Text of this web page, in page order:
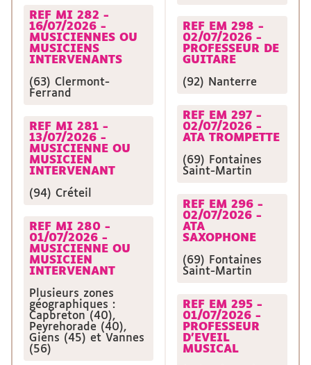
REF MI 282 -
16/07/2026 -
MUSICIENNES OU
MUSICIENS
INTERVENANTS
(63) Clermont-
Ferrand
REF MI 281 -
13/07/2026 -
MUSICIENNE OU
MUSICIEN
INTERVENANT
(94) Créteil
REF MI 280 -
01/07/2026 -
MUSICIENNE OU
MUSICIEN
INTERVENANT
Plusieurs zones
géographiques :
Capbreton (40),
Peyrehorade (40),
Giens (45) et Vannes
(56)
REF EM 298 -
02/07/2026 -
PROFESSEUR DE
GUITARE
(92) Nanterre
REF EM 297 -
02/07/2026 -
ATA TROMPETTE
(69) Fontaines
Saint-Martin
REF EM 296 -
02/07/2026 -
ATA
SAXOPHONE
(69) Fontaines
Saint-Martin
REF EM 295 -
01/07/2026 -
PROFESSEUR
D'EVEIL
MUSICAL